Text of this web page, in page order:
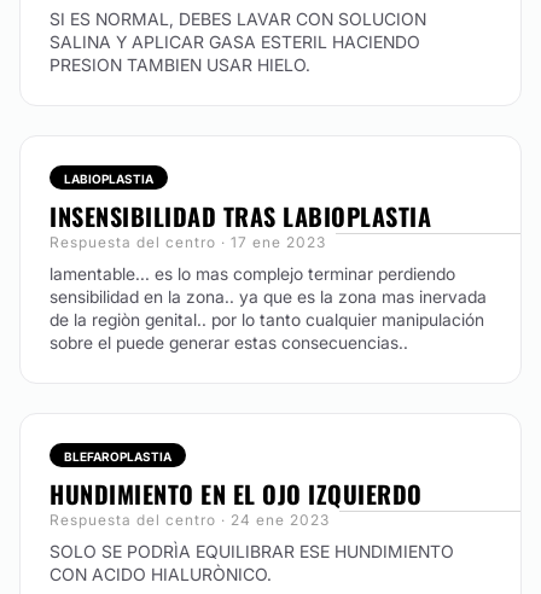
SI ES NORMAL, DEBES LAVAR CON SOLUCION
SALINA Y APLICAR GASA ESTERIL HACIENDO
PRESION TAMBIEN USAR HIELO.
LABIOPLASTIA
INSENSIBILIDAD TRAS LABIOPLASTIA
Respuesta del centro · 17 ene 2023
lamentable... es lo mas complejo terminar perdiendo
sensibilidad en la zona.. ya que es la zona mas inervada
de la regiòn genital.. por lo tanto cualquier manipulación
sobre el puede generar estas consecuencias..
BLEFAROPLASTIA
HUNDIMIENTO EN EL OJO IZQUIERDO
Respuesta del centro · 24 ene 2023
SOLO SE PODRÌA EQUILIBRAR ESE HUNDIMIENTO
CON ACIDO HIALURÒNICO.